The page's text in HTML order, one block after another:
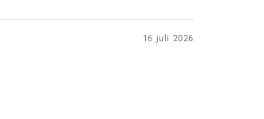
16 juli 2026